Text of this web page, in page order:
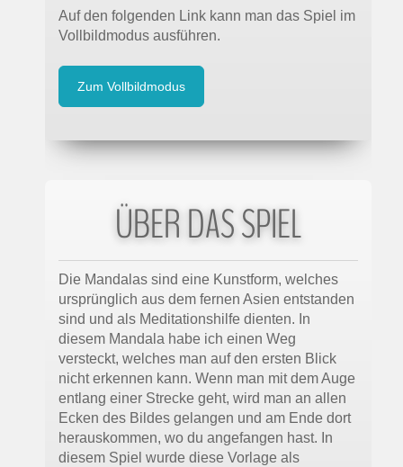
Auf den folgenden Link kann man das Spiel im
Vollbildmodus ausführen.
Zum Vollbildmodus
ÜBER DAS SPIEL
Die Mandalas sind eine Kunstform, welches
ursprünglich aus dem fernen Asien entstanden
sind und als Meditationshilfe dienten. In
diesem Mandala habe ich einen Weg
versteckt, welches man auf den ersten Blick
nicht erkennen kann. Wenn man mit dem Auge
entlang einer Strecke geht, wird man an allen
Ecken des Bildes gelangen und am Ende dort
herauskommen, wo du angefangen hast. In
diesem Spiel wurde diese Vorlage als